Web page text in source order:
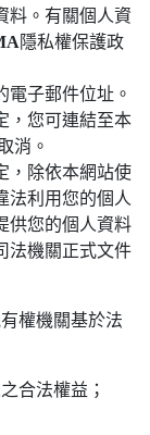
料。有關個人資
隱私權保護政
電子郵件位址。
，您可連結至本
消。
，除依本網站使
法利用您的個人
供您的個人資料
法機關正式文件
權機關基於法
合法權益；